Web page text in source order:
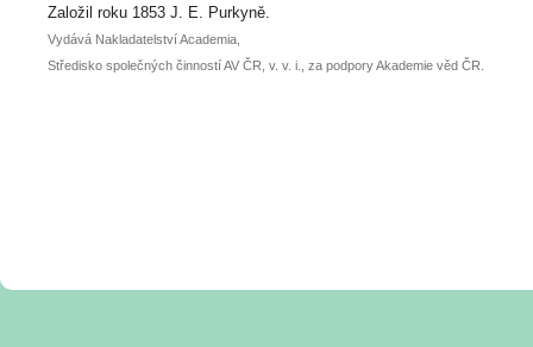
posteru je už 30. června.
Založil roku 1853 J. E. Purkyně.
Vydává Nakladatelství Academia,
Středisko společných činností AV ČR, v. v. i., za podpory Akademie věd ČR.